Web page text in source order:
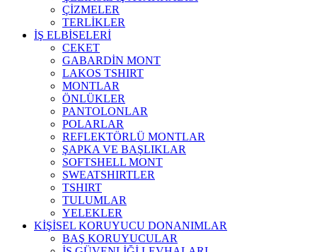
ÇİZMELER
TERLİKLER
İŞ ELBİSELERİ
CEKET
GABARDİN MONT
LAKOS TSHIRT
MONTLAR
ÖNLÜKLER
PANTOLONLAR
POLARLAR
REFLEKTÖRLÜ MONTLAR
ŞAPKA VE BAŞLIKLAR
SOFTSHELL MONT
SWEATSHIRTLER
TSHIRT
TULUMLAR
YELEKLER
KİŞİSEL KORUYUCU DONANIMLAR
BAŞ KORUYUCULAR